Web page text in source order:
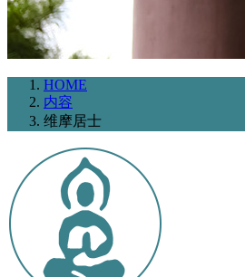
HOME
内容
维摩居士